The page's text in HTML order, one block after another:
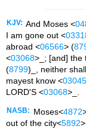
KJV: And Moses <
I am gone out <
abroad <06566> (
<03068>_; [and] the
(8799)_, neither
mayest know <03045
LORD'S <03068>_.
NASB: Moses<4872
out of the city<5892